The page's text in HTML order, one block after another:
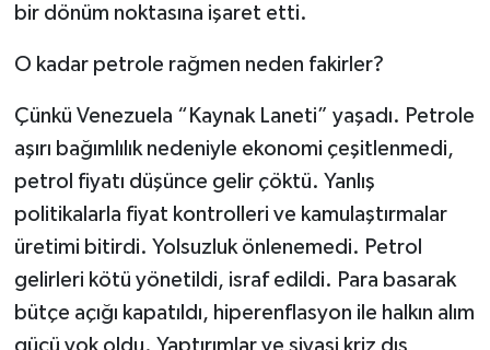
bir dönüm noktasına işaret etti.
O kadar petrole rağmen neden fakirler?
Çünkü Venezuela “Kaynak Laneti” yaşadı. Petrole
aşırı bağımlılık nedeniyle ekonomi çeşitlenmedi,
petrol fiyatı düşünce gelir çöktü. Yanlış
politikalarla fiyat kontrolleri ve kamulaştırmalar
üretimi bitirdi. Yolsuzluk önlenemedi. Petrol
gelirleri kötü yönetildi, israf edildi. Para basarak
bütçe açığı kapatıldı, hiperenflasyon ile halkın alım
gücü yok oldu. Yaptırımlar ve siyasi kriz dış